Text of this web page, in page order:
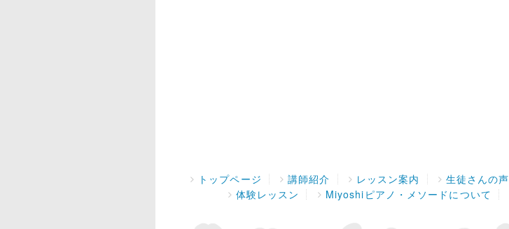
トップページ 講師紹介 レッスン案内 生徒さんの声
体験レッスン
Miyoshiピアノ・メソードについて